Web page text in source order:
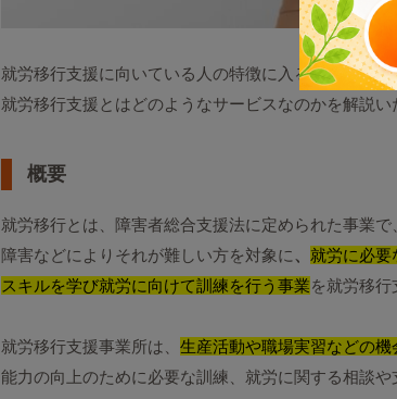
就労移行支援に向いている人の特徴に入る前に、
就労移行支援とはどのようなサービスなのかを解説い
概要
就労移行とは、障害者総合支援法に定められた事業で
障害などによりそれが難しい方を対象に、 就労に必要
スキルを学び就労に向けて訓練を行う事業を就労移行
就労移行支援事業所は、 生産活動や職場実習などの機
能力の向上のために必要な訓練、就労に関する相談や